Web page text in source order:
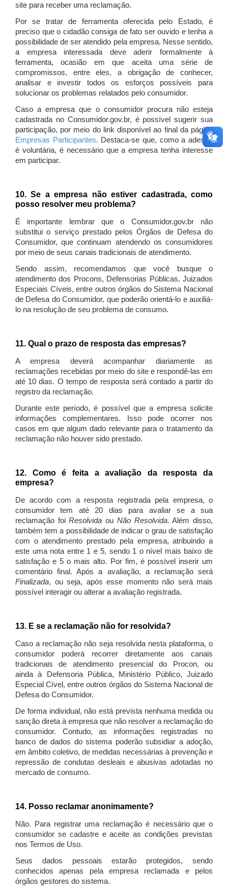
site para receber uma reclamação.
Por se tratar de ferramenta oferecida pelo Estado, é
preciso que o cidadão consiga de fato ser ouvido e tenha a
possibilidade de ser atendido pela empresa. Nesse sentido,
a empresa interessada deve aderir formalmente à
ferramenta, ocasião em que aceita uma série de
compromissos, entre eles, a obrigação de conhecer,
analisar e investir todos os esforços possíveis para
solucionar os problemas relatados pelo consumidor.
Caso a empresa que o consumidor procura não esteja
cadastrada no Consumidor.gov.br, é possível sugerir sua
participação, por meio do link disponível ao final da página
Empresas Participantes. Destaca-se que, como a adesão
é voluntária, é necessário que a empresa tenha interesse
em participar.
10. Se a empresa não estiver cadastrada, como
posso resolver meu problema?
É importante lembrar que o Consumidor.gov.br não
substitui o serviço prestado pelos Órgãos de Defesa do
Consumidor, que continuam atendendo os consumidores
por meio de seus canais tradicionais de atendimento.
Sendo assim, recomendamos que você busque o
atendimento dos Procons, Defensorias Públicas, Juizados
Especiais Cíveis, entre outros órgãos do Sistema Nacional
de Defesa do Consumidor, que poderão orientá-lo e auxiliá-
lo na resolução de seu problema de consumo.
11. Qual o prazo de resposta das empresas?
A empresa deverá acompanhar diariamente as
reclamações recebidas por meio do site e respondê-las em
até 10 dias. O tempo de resposta será contado a partir do
registro da reclamação.
Durante este período, é possível que a empresa solicite
informações complementares. Isso pode ocorrer nos
casos em que algum dado relevante para o tratamento da
reclamação não houver sido prestado.
12. Como é feita a avaliação da resposta da
empresa?
De acordo com a resposta registrada pela empresa, o
consumidor tem até 20 dias para avaliar se a sua
reclamação foiResolvida ou Não Resolvida. Além disso,
também tem a possibilidade de indicar o grau de satisfação
com o atendimento prestado pela empresa, atribuindo a
este uma nota entre 1 e 5, sendo 1 o nível mais baixo de
satisfação e 5 o mais alto. Por fim, é possível inserir um
comentário final. Após a avaliação, a reclamação será
Finalizada, ou seja, após esse momento não será mais
possível interagir ou alterar a avaliação registrada.
13. E se a reclamação não for resolvida?
Caso a reclamação não seja resolvida nesta plataforma, o
consumidor poderá recorrer diretamente aos canais
tradicionais de atendimento presencial do Procon, ou
ainda à Defensoria Pública, Ministério Público, Juizado
Especial Cível, entre outros órgãos do Sistema Nacional de
Defesa do Consumidor.
De forma individual, não está prevista nenhuma medida ou
sanção direta à empresa que não resolver a reclamação do
consumidor. Contudo, as informações registradas no
banco de dados do sistema poderão subsidiar a adoção,
em âmbito coletivo, de medidas necessárias à prevenção e
repressão de condutas desleais e abusivas adotadas no
mercado de consumo.
14. Posso reclamar anonimamente?
Não. Para registrar uma reclamação é necessário que o
consumidor se cadastre e aceite as condições previstas
nos Termos de Uso.
Seus dados pessoais estarão protegidos, sendo
conhecidos apenas pela empresa reclamada e pelos
órgãos gestores do sistema.